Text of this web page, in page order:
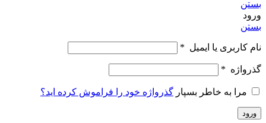
بستن
ورود
بستن
نام کاربری یا ایمیل *
گذرواژه *
مرا به خاطر بسپار گذرواژه خود را فراموش کرده اید؟
ورود